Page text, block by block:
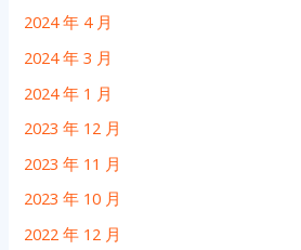
2024 年 4 月
2024 年 3 月
2024 年 1 月
2023 年 12 月
2023 年 11 月
2023 年 10 月
2022 年 12 月